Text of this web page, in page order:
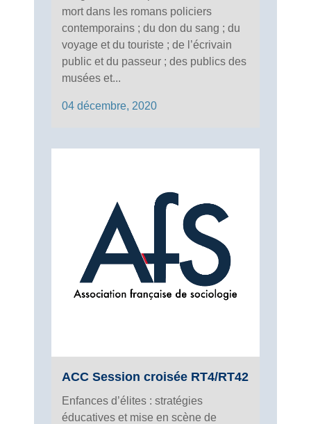
mort dans les romans policiers
contemporains ; du don du sang ; du
voyage et du touriste ; de l’écrivain
public et du passeur ; des publics des
musées et...
04 décembre, 2020
ACC Session croisée RT4/RT42
Enfances d’élites : stratégies
éducatives et mise en scène de